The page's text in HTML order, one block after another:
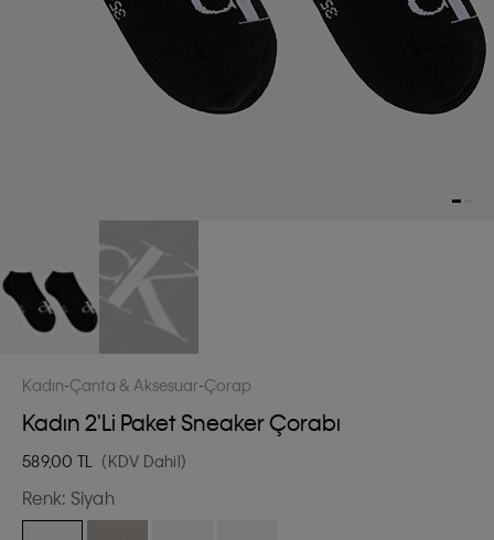
Kadın Çanta & Aksesuar Çorap
Kadın 2'li Paket Sneaker Çorabı
589,00 TL (KDV Dahil)
Renk: Siyah